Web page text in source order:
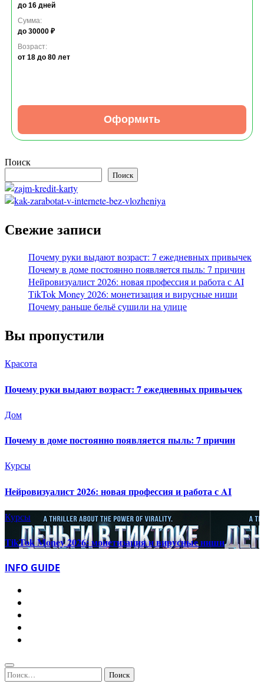
до 16 дней
Сумма:
до 30000 ₽
Возраст:
от 18 до 80 лет
Оформить
Поиск
Поиск
Свежие записи
Почему руки выдают возраст: 7 ежедневных привычек
Почему в доме постоянно появляется пыль: 7 причин
Нейровизуалист 2026: новая профессия и работа с AI
TikTok Money 2026: монетизация и вирусные ниши
Почему раньше бельё сушили на улице
Вы пропустили
Красота
Почему руки выдают возраст: 7 ежедневных привычек
Дом
Почему в доме постоянно появляется пыль: 7 причин
Курсы
Нейровизуалист 2026: новая профессия и работа с AI
Курсы
TikTok Money 2026: монетизация и вирусные ниши
INFO GUIDE
Найти: